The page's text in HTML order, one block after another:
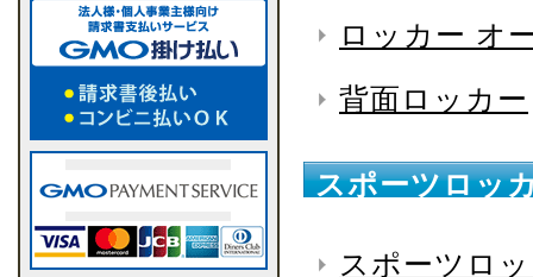
ロッカー オ
背面ロッカー
スポーツロッ
スポーツロ